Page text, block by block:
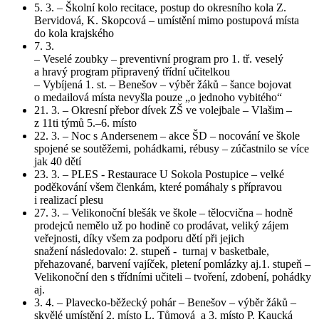
5. 3. – Školní kolo recitace, postup do okresního kola Z.
Bervidová, K. Skopcová – umístění mimo postupová místa
do kola krajského
7. 3.
– Veselé zoubky – preventivní program pro 1. tř. veselý
a hravý program připravený třídní učitelkou
– Vybíjená 1. st. – Benešov – výběr žáků – šance bojovat
o medailová místa nevyšla pouze „o jednoho vybitého“
21. 3. – Okresní přebor dívek ZŠ ve volejbale – Vlašim –
z 11ti týmů 5.–6. místo
22. 3. – Noc s Andersenem – akce ŠD – nocování ve škole
spojené se soutěžemi, pohádkami, rébusy – zúčastnilo se více
jak 40 dětí
23. 3. – PLES - Restaurace U Sokola Postupice – velké
poděkování všem členkám, které pomáhaly s přípravou
i realizací plesu
27. 3. – Velikonoční blešák ve škole – tělocvična – hodně
prodejců nemělo už po hodině co prodávat, veliký zájem
veřejnosti, díky všem za podporu dětí při jejich
snažení následovalo: 2. stupeň - turnaj v basketbale,
přehazované, barvení vajíček, pletení pomlázky aj.1. stupeň –
Velikonoční den s třídními učiteli – tvoření, zdobení, pohádky
aj.
3. 4. – Plavecko-běžecký pohár – Benešov – výběr žáků –
skvělé umístění 2. místo L. Tůmová a 3. místo P. Kaucká